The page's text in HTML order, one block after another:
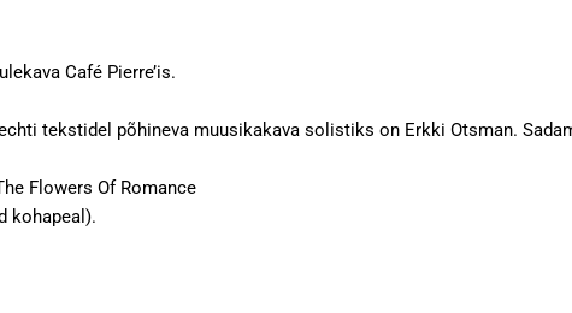
Café Pierre’is.
tekstidel põhineva muusikakava solistiks on Erkki
Flowers Of Romance
kohapeal).